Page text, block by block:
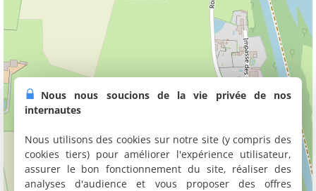
Nous nous soucions de la vie privée de nos
internautes
Nous utilisons des cookies sur notre site (y compris des
cookies tiers) pour améliorer l'expérience utilisateur,
assurer le bon fonctionnement du site, réaliser des
analyses d'audience et vous proposer des offres